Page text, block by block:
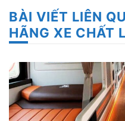
BÀI VIẾT LIÊN
HÃNG XE CHẤT